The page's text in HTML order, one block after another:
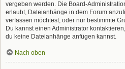
vergeben werden. Die Board-
erlaubt, Dateianhänge in dem Forum
verfassen möchtest, oder nur bestimmte
Du kannst einen Administrator
du keine Dateianhänge anfügen kannst.
Nach oben